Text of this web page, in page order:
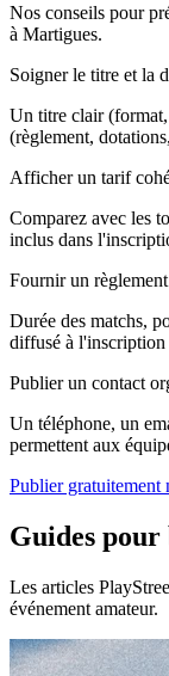
Nos conseils pour
à Martigues.
Soigner le titre et la
Un titre clair
(règlement,
Afficher un tarif
Comparez avec les
inclus dans
Fournir un
Durée des matchs,
diffusé à l'inscription
Publier un contact
Un téléphone, un
permettent aux
Publier
Guides
Les articles
événement amateur.